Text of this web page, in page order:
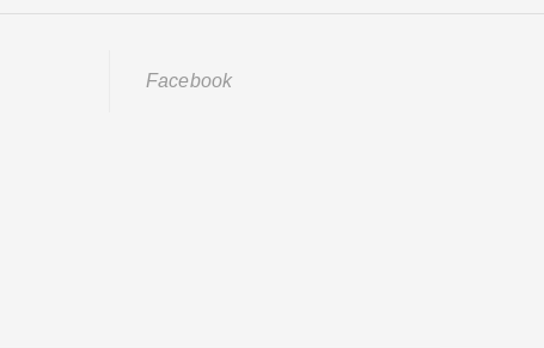
Facebook